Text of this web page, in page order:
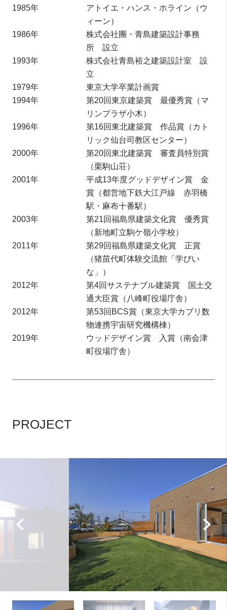
1985年
アトイエ・ハンス・ホライン（ウ
ィーン）
1986年
株式会社團・青島建築設計事務
所 設立
1993年
株式会社青島裕之建築設計室 設
立
1979年
東京大学卒業計画賞
1994年
第20回東京建築賞 最優秀賞（マ
リンプラザ小木）
1996年
第16回東北建築賞 作品賞（カト
リック仙台司教区センター）
2000年
第20回東北建築賞 審査員特別賞
（栗駒山荘）
2001年
平成13年度グッドデザイン賞 金
賞（都営地下鉄大江戸線 赤羽橋
駅・麻布十番駅）
2003年
第21回福島県建築文化賞 優秀賞
（新地町立駒ケ嶺小学校）
2011年
第29回福島県建築文化賞 正賞
（猪苗代町体験交流館「学びい
な」）
2012年
第4回サステナブル建築賞 国土交
通大臣賞（八峰町役場庁舎）
2012年
第53回BCS賞（東京大学カブリ数
物連携宇宙研究機構棟）
2019年
ウッドデザイン賞 入賞（南会津
町役場庁舎）
PROJECT